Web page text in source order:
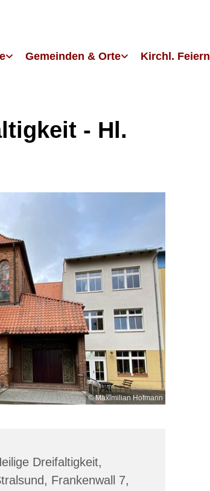
Gemeinden & Orte Kirchl. Feiern
- Hl.
© Maximilian Hofmann
Dreifaltigkeit,
Frankenwall 7,